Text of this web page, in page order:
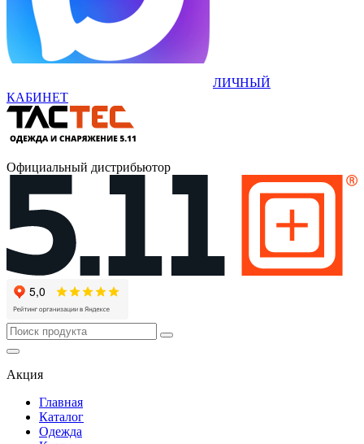
ЛИЧНЫЙ
КАБИНЕТ
Официальный дистрибьютор
Акция
Главная
Каталог
Одежда